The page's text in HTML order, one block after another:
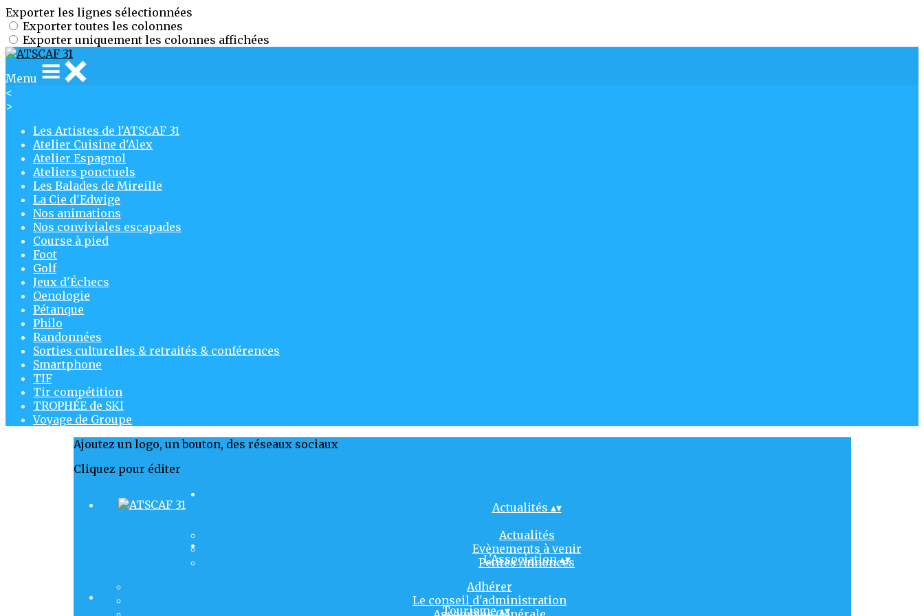
Exporter les lignes sélectionnées
Exporter toutes les colonnes
Exporter uniquement les colonnes affichées
Menu
<
>
Les Artistes de l'ATSCAF 31
Atelier Cuisine d'Alex
Atelier Espagnol
Ateliers ponctuels
Les Balades de Mireille
La Cie d'Edwige
Nos animations
Nos conviviales escapades
Course à pied
Foot
Golf
Jeux d'Échecs
Oenologie
Pétanque
Philo
Randonnées
Sorties culturelles & retraités & conférences
Smartphone
TIF
Tir compétition
TROPHÉE de SKI
Voyage de Groupe
Ajoutez un logo, un bouton, des réseaux sociaux
Cliquez pour éditer
Actualités ▴▾
Actualités
Evènements à venir
Petites Annonces
L'Association▴▾
Adhérer
Le conseil d'administration
Tourisme▴▾